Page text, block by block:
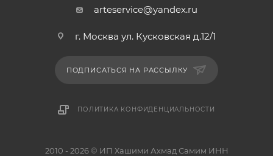
arteservice@yandex.ru
г. Москва ул. Кусковская д.12/1
ПОДПИСАТЬСЯ НА РАССЫЛКУ
ПОЛИТИКА КОНФИДЕНЦИАЛЬНОСТИ
2010 - 2026 © ИП Хашими Ахмад Самим ИНН